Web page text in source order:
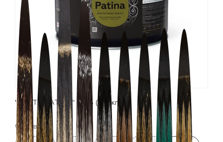
и эмали
"СERTA-PATINA" медь (10,0кг)
Фасовка: